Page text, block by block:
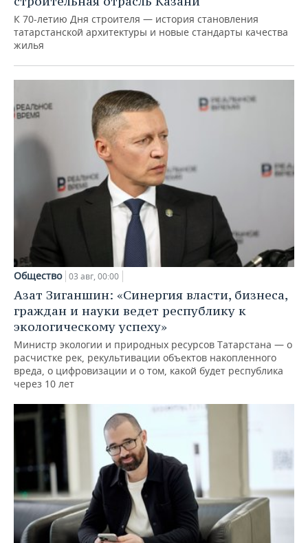
К 70-летию Дня строителя — история становления
татарстанской архитектуры и новые стандарты качества
жилья
Общество 03 авг, 00:00
Азат Зиганшин: «Синергия власти, бизнеса,
граждан и науки ведет республику к
экологическому успеху»
Министр экологии и природных ресурсов Татарстана — о
расчистке рек, рекультивации объектов накопленного
вреда, о цифровизации и о том, какой будет республика
через 10 лет